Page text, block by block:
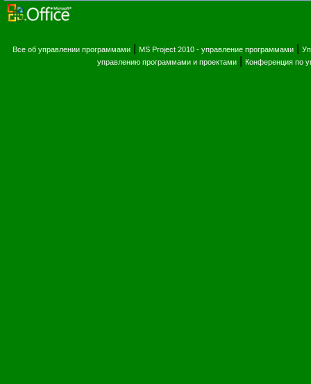
Все об управлении программами MS Project 2010 - управление программами
управлению программами и проектами| Конференция по